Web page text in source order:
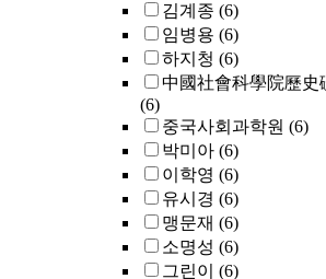
김계종 (6)
임병용 (6)
하지청 (6)
中國社會科學院歷史
(6)
중국사회과학원 (6)
박미아 (6)
이학영 (6)
유시경 (6)
맹문재 (6)
소명성 (6)
그린이
(6)